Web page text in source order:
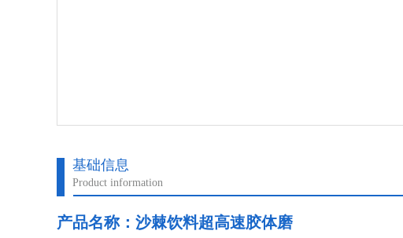
基础信息
Product information
产品名称：沙棘饮料超高速胶体磨